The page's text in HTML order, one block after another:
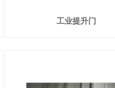
工业提升门